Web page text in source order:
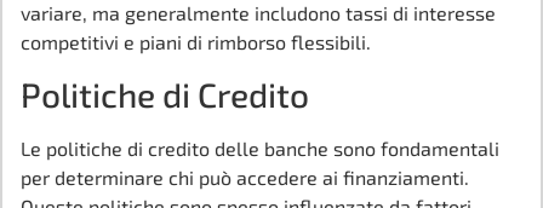
variare, ma generalmente includono tassi di interesse
competitivi e piani di rimborso flessibili.
Politiche di Credito
Le politiche di credito delle banche sono fondamentali
per determinare chi può accedere ai finanziamenti.